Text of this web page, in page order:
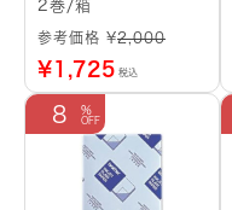
2巻/箱
参考価格 ¥2,000
¥1,725 税込
8